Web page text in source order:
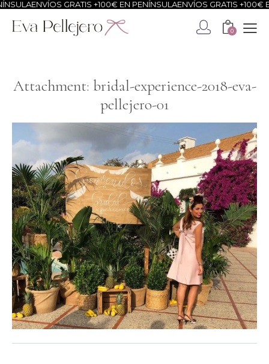
ENVÍOS GRATIS +100€ EN PENÍNSULAENVÍOS GRATIS +100€
0
Attachment: bridal-experience-2018-eva-
pellejero-01